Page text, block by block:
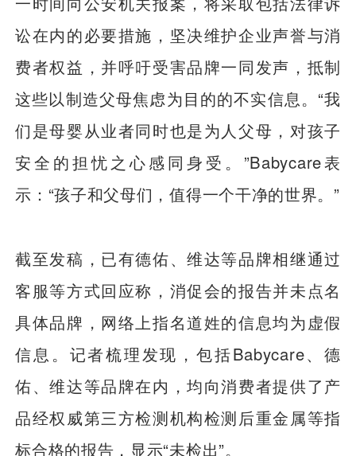
讼在内的必要措施，坚决维护企业声誉与消
费者权益，并呼吁受害品牌一同发声，抵制
这些以制造父母焦虑为目的的不实信息。“我
们是母婴从业者同时也是为人父母，对孩子
安全的担忧之心感同身受。”Babycare表
示：“孩子和父母们，值得一个干净的世界。”
截至发稿，已有德佑、维达等品牌相继通过
客服等方式回应称，消促会的报告并未点名
具体品牌，网络上指名道姓的信息均为虚假
信息。记者梳理发现，包括Babycare、德
佑、维达等品牌在内，均向消费者提供了产
品经权威第三方检测机构检测后重金属等指
标合格的报告，显示“未检出”。